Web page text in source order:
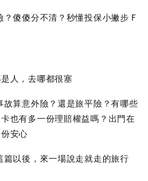
傻傻分不清？秒懂投保小撇步 F
人，去哪都很塞
算意外險？還是旅平險？有哪些
也有多一份理賠權益嗎？出門在
安心
以後，來一場說走就走的旅行